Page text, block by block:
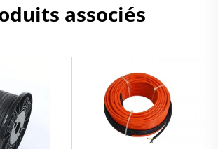
associés